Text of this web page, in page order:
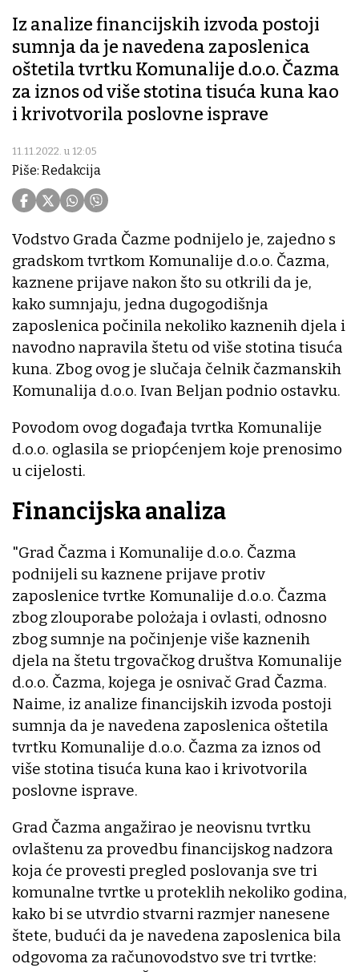
Iz analize financijskih izvoda postoji
sumnja da je navedena zaposlenica
oštetila tvrtku Komunalije d.o.o. Čazma
za iznos od više stotina tisuća kuna kao
i krivotvorila poslovne isprave
11.11.2022. u 12:05
Piše: Redakcija
Vodstvo Grada Čazme podnijelo je, zajedno s
gradskom tvrtkom Komunalije d.o.o. Čazma,
kaznene prijave nakon što su otkrili da je,
kako sumnjaju, jedna dugogodišnja
zaposlenica počinila nekoliko kaznenih djela i
navodno napravila štetu od više stotina tisuća
kuna. Zbog ovog je slučaja čelnik čazmanskih
Komunalija d.o.o. Ivan Beljan podnio ostavku.
Povodom ovog događaja tvrtka Komunalije
d.o.o. oglasila se priopćenjem koje prenosimo
u cijelosti.
Financijska analiza
"Grad Čazma i Komunalije d.o.o. Čazma
podnijeli su kaznene prijave protiv
zaposlenice tvrtke Komunalije d.o.o. Čazma
zbog zlouporabe polożaja i ovlasti, odnosno
zbog sumnje na počinjenje više kaznenih
djela na štetu trgovačkog društva Komunalije
d.o.o. Čazma, kojega je osnivač Grad Čazma.
Naime, iz analize financijskih izvoda postoji
sumnja da je navedena zaposlenica oštetila
tvrtku Komunalije d.o.o. Čazma za iznos od
više stotina tisuća kuna kao i krivotvorila
poslovne isprave.
Grad Čazma angažirao je neovisnu tvrtku
ovlaštenu za provedbu financijskog nadzora
koja će provesti pregled poslovanja sve tri
komunalne tvrtke u proteklih nekoliko godina,
kako bi se utvrdio stvarni razmjer nanesene
štete, budući da je navedena zaposlenica bila
odgovoma za računovodstvo sve tri tvrtke: